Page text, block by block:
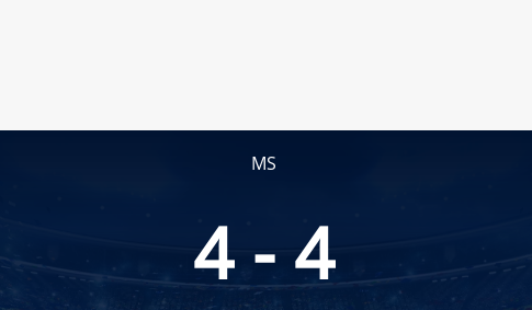
MS
4 - 4